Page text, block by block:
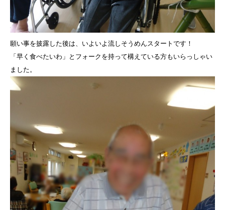
願い事を披露した後は、いよいよ流しそうめんスタートです！
「早く食べたいわ」とフォークを持って構えている方もいらっしゃい
ました。